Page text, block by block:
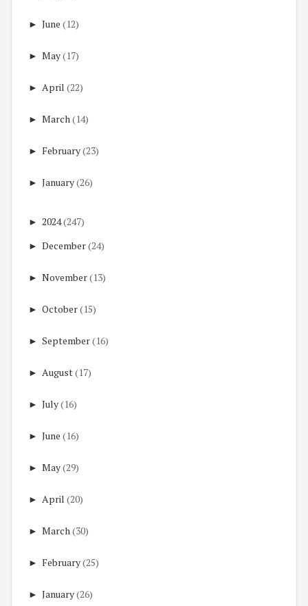
► June (12)
► May(17)
► April (22)
► March(14)
► February(23)
► January(26)
► 2024(247)
► December(24)
► November(13)
► October(15)
► September(16)
► August(17)
► July(16)
► June (16)
► May(29)
► April (20)
► March(30)
► February(25)
► January(26)